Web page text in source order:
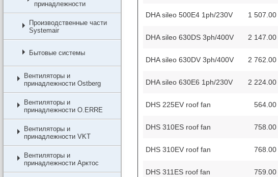
принадлежности
Производственные части
Systemair
Бытовые системы
Вентиляторы и
принадлежности Ostberg
Вентиляторы и
принадлежности O.ERRE
Вентиляторы и
принадлежности VKT
Вентиляторы и
принадлежности Арктос
DHA sileo 500E4 1ph/230V 1 507.00
DHA sileo 630DS 3ph/400V 2 147.00
DHA sileo 630DV 3ph/400V 2 762.00
DHA sileo 630E6 1ph/230V 2 224.00
DHS 225EV roof fan 564.00
DHS 310ES roof fan 758.00
DHS 310EV roof fan 768.00
DHS 311ES roof fan 759.00